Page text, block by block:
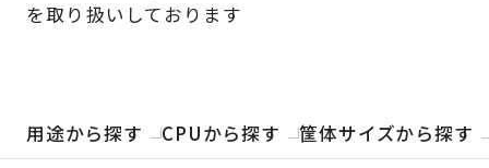
製品検索
を取り扱いしております
用途から探す CPUから探す 筐体サイズから探す